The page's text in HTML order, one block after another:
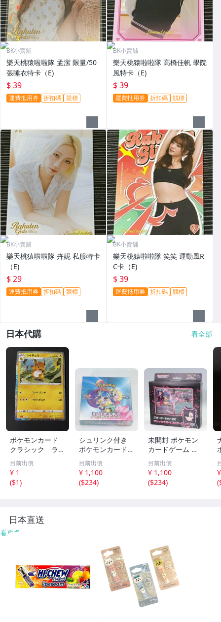
BK小賣舖
樂天桃猿啦啦隊 孟潔 限量/50
張睡衣特卡（E)
$ 39
運費抵用券 折扣碼 競標
BK小賣舖
樂天桃猿啦啦隊 高橋佳帆 學院
風特卡（E)
$ 39
運費抵用券 折扣碼 競標
BK小賣舖
樂天桃猿啦啦隊 卉妮 私服特卡
（E)
$ 29
運費抵用券 折扣碼 競標
BK小賣舖
樂天桃猿啦啦隊 笑笑 運動風R
C卡（E)
$ 39
運費抵用券 折扣碼 競標
日本代購 看全部
ポケモンカード
クラシック ライ
チュウ 009/032
目前出價
¥ 1
($1)
シュリンク付き
ポケモンカードゲ
ーム スカーレッ
ト＆バイオレット
拡張パック バト
ルパートナーズ B
目前出價
¥ 1,100
($234)
未開封 ポケモン
カードゲーム ス
カーレット＆バイ
オレット スター
ターセットex マ
リィのモルペコ＆
目前出價
¥ 1,100
($234)
(
日本直送
看更多